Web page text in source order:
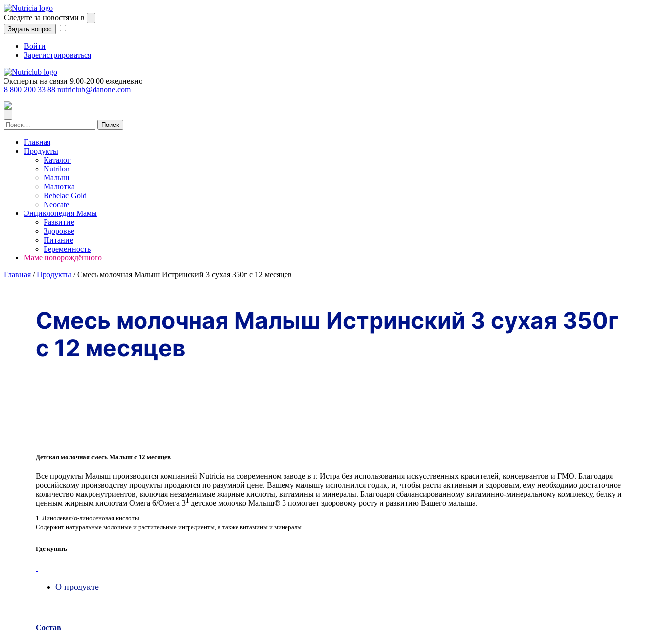
Перейти
к
содержимому
Следите за новостями в
Задать вопрос
Войти
Зарегистрироваться
Эксперты на связи 9.00-20.00 ежедневно
8 800 200 33 88 nutriclub@danone.com
Найти:
Главная
Продукты
Каталог
Nutrilon
Малыш
Малютка
Bebelac Gold
Neocate
Энциклопедия Мамы
Развитие
Здоровье
Питание
Беременность
Маме новорождённого
Главная /Продукты /Смесь молочная Малыш Истринский 3 сухая 350г с 12 месяцев
Смесь молочная Малыш Истринский 3 сухая 350г
с 12 месяцев
Детская молочная смесь Малыш с 12 месяцев
Все продукты Малыш производятся компанией Nutricia на современном заводе в г. Истра без использования искусственных красителей, консервантов и ГМО. Благодаря
российскому производству продукты продаются по разумной цене. Вашему малышу исполнился годик, и, чтобы расти активным и здоровым, ему необходимо достаточное
количество макронутриентов, включая незаменимые жирные кислоты, витамины и минералы. Благодаря сбалансированному витаминно-минеральному комплексу, белку и
ценным жирным кислотам Омега 6/Омега 31 детское молочко Малыш℗ 3 помогает здоровому росту и развитию Вашего малыша.
1. Линолевая/α-линоленовая кислоты
Содержит натуральные молочные и растительные ингредиенты, а также витамины и минералы.
Где купить
О продукте
Состав